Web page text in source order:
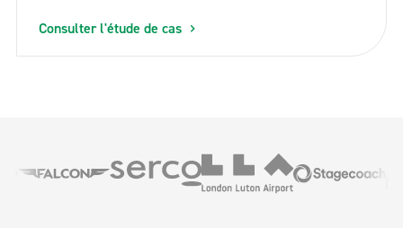
Serco et RVS, fournisseur indépendant de solutions
Consulter l'étude de cas